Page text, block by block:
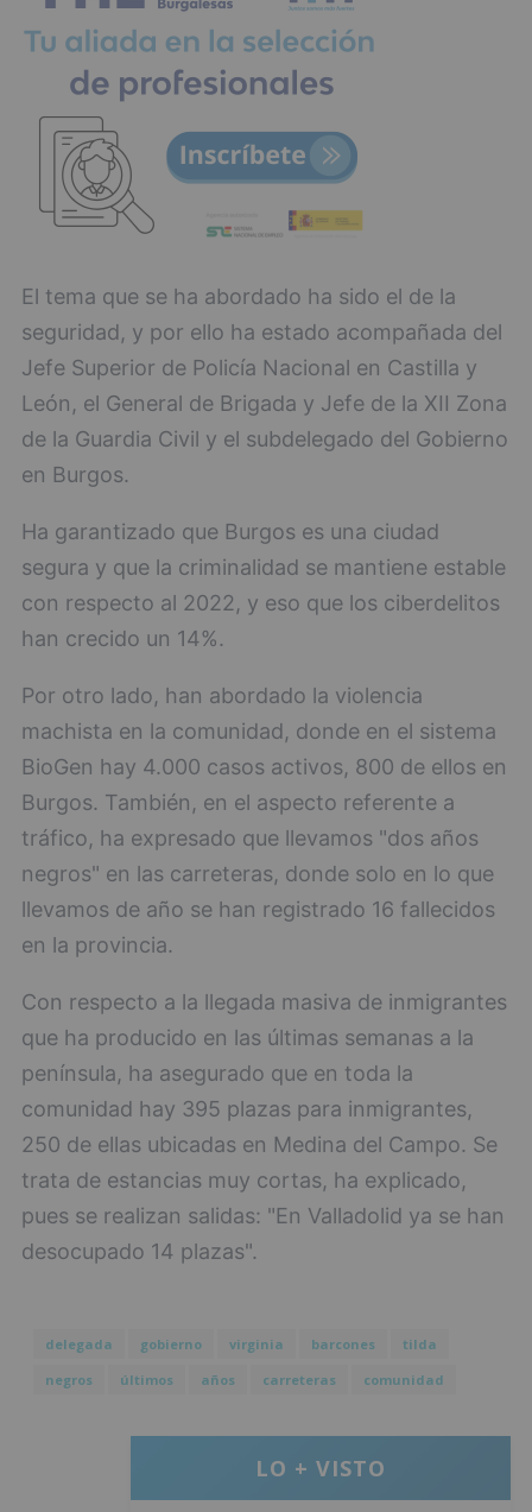
El tema que se ha abordado ha sido el de la
seguridad, y por ello ha estado acompañada del
Jefe Superior de Policía Nacional en Castilla y
León, el General de Brigada y Jefe de la XII Zona
de la Guardia Civil y el subdelegado del Gobierno
en Burgos.
Ha garantizado que Burgos es una ciudad
segura y que la criminalidad se mantiene estable
con respecto al 2022, y eso que los ciberdelitos
han crecido un 14%.
Por otro lado, han abordado la violencia
machista en la comunidad, donde en el sistema
BioGen hay 4.000 casos activos, 800 de ellos en
Burgos. También, en el aspecto referente a
tráfico, ha expresado que llevamos "dos años
negros" en las carreteras, donde solo en lo que
llevamos de año se han registrado 16 fallecidos
en la provincia.
Con respecto a la llegada masiva de inmigrantes
que ha producido en las últimas semanas a la
península, ha asegurado que en toda la
comunidad hay 395 plazas para inmigrantes,
250 de ellas ubicadas en Medina del Campo. Se
trata de estancias muy cortas, ha explicado,
pues se realizan salidas: "En Valladolid ya se han
desocupado 14 plazas".
delegada gobierno virginia barcones
tilda
negros
últimos años carreteras comunidad
LO + VISTO